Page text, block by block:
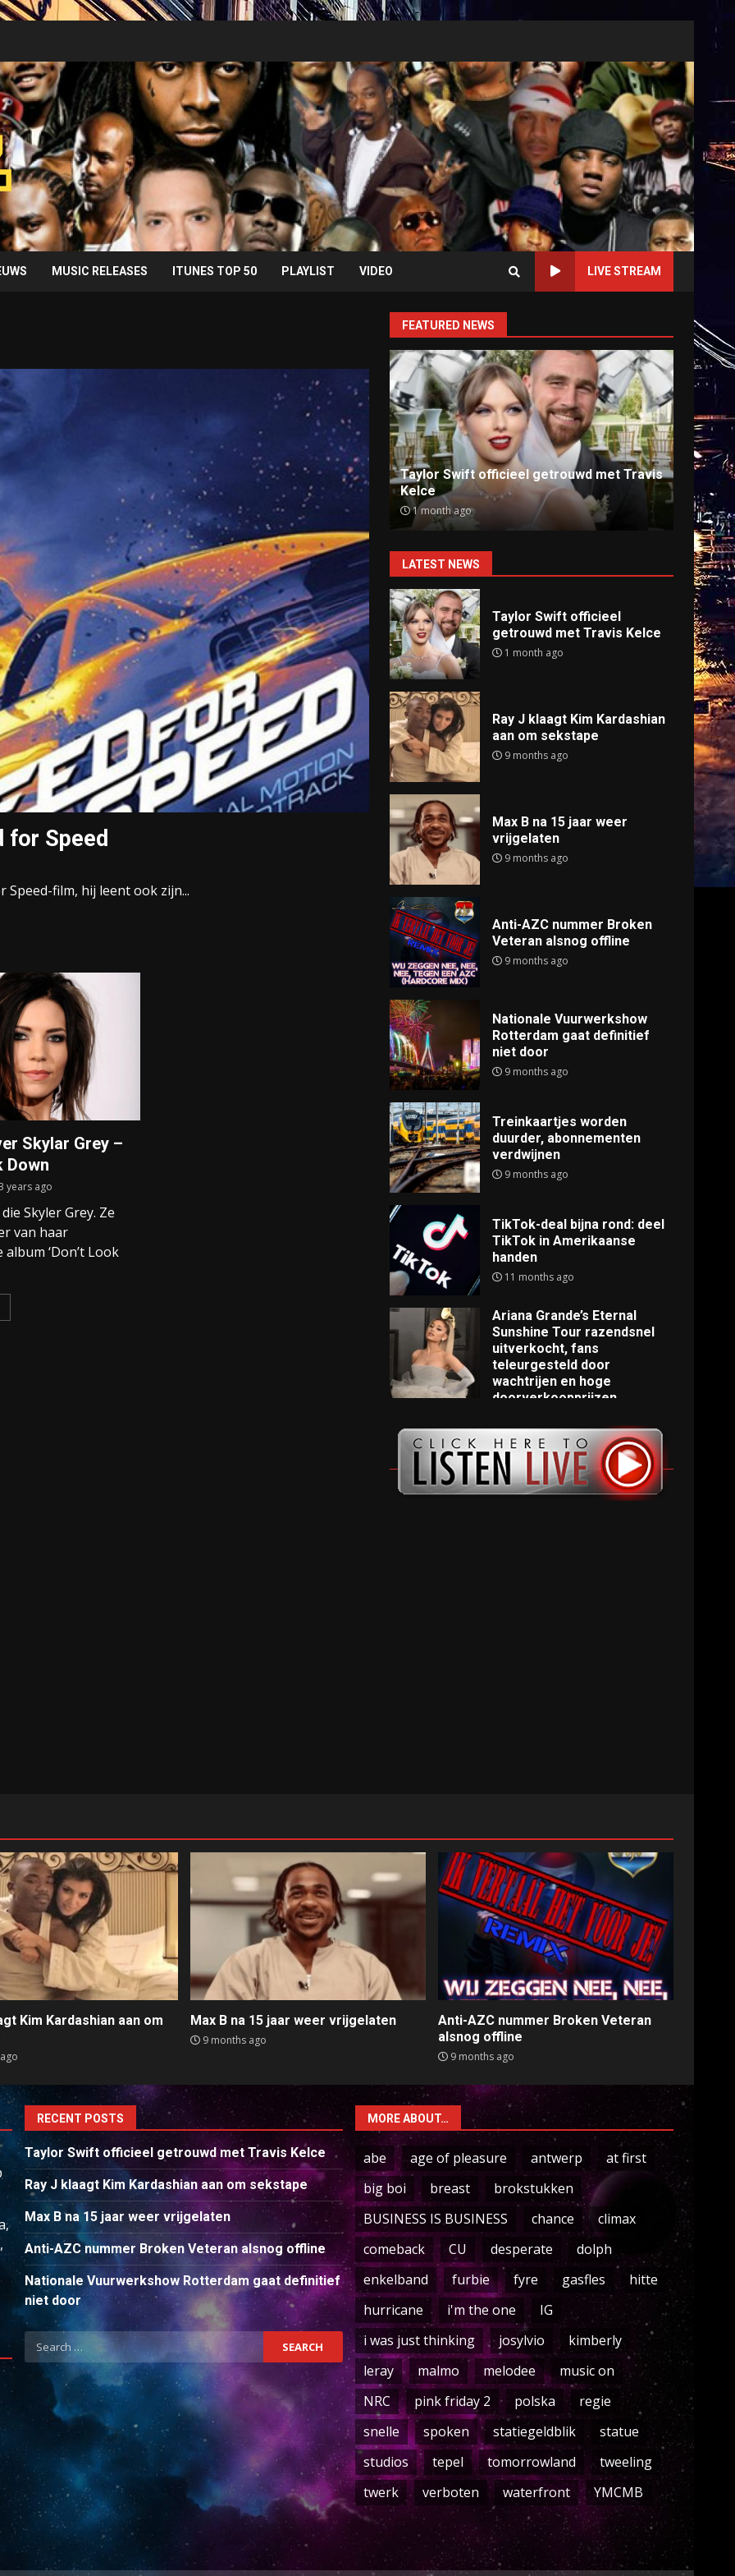
MUSIC RELEASES ITUNES TOP 50 PLAYLIST VIDEO LIVE STREAM
for Speed
Speed-film, hij leent ook zijn...
Skylar Grey –
Down
years ago
Skyler Grey. Ze
van haar
‘Don’t Look
FEATURED NEWS
Taylor Swift officieel getrouwd met Travis
Kelce
1 month ago
Ray J klaagt Kim Kardashian aan om
sekstape
9 months ago
Anti-
9
LATEST NEWS
Taylor Swift officieel
getrouwd met Travis Kelce
1 month ago
Ray J klaagt Kim Kardashian
aan om sekstape
9 months ago
Max B na 15 jaar weer
vrijgelaten
9 months ago
Anti-AZC nummer Broken
Veteran alsnog offline
9 months ago
Nationale Vuurwerkshow
Rotterdam gaat definitief
niet door
9 months ago
Treinkaartjes worden
duurder, abonnementen
verdwijnen
9 months ago
TikTok-deal bijna rond: deel
TikTok in Amerikaanse
handen
11 months ago
Ariana Grande’s Eternal
Sunshine Tour razendsnel
uitverkocht, fans
teleurgesteld door
wachtrijen en hoge
doorverkoopprijzen
Kim Kardashian aan om
Max B na 15 jaar weer vrijgelaten
9 months ago
Anti-AZC nummer Broken Veteran
alsnog offline
9 months ago
RECENT POSTS
Taylor Swift officieel getrouwd met Travis Kelce
Ray J klaagt Kim Kardashian aan om sekstape
Max B na 15 jaar weer vrijgelaten
Anti-AZC nummer Broken Veteran alsnog offline
Nationale Vuurwerkshow Rotterdam gaat definitief
niet door
Search
for:
MORE ABOUT…
abe age of pleasure antwerp
at first
big boi
breast
brokstukken
BUSINESS IS BUSINESS
chance
climax
comeback
CU desperate
dolph
enkelband
furbie fyre gasfles
hitte
hurricane
i'm the one
IG
i was just thinking
josylvio
kimberly
leray
malmo melodee
music on
NRC
pink friday 2 polska
regie
snelle
spoken statiegeldblik
statue
studios
tepel tomorrowland
tweeling
twerk
verboten waterfront YMCMB